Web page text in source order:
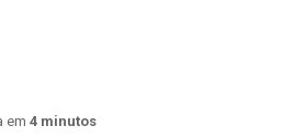
em 4 minutos